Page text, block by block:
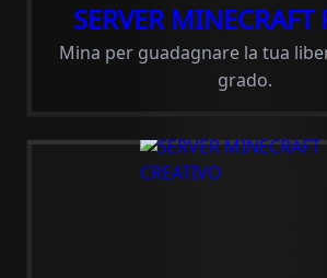
SERVER MINECRAFT
Mina per guadagnare la tua
grado.